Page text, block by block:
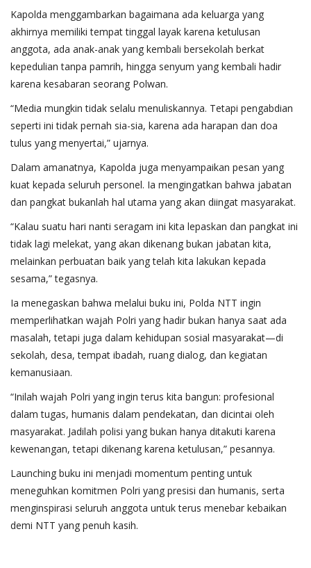
Kapolda menggambarkan bagaimana ada keluarga yang
akhirnya memiliki tempat tinggal layak karena ketulusan
anggota, ada anak-anak yang kembali bersekolah berkat
kepedulian tanpa pamrih, hingga senyum yang kembali hadir
karena kesabaran seorang Polwan.
“Media mungkin tidak selalu menuliskannya. Tetapi pengabdian
seperti ini tidak pernah sia-sia, karena ada harapan dan doa
tulus yang menyertai,” ujarnya.
Dalam amanatnya, Kapolda juga menyampaikan pesan yang
kuat kepada seluruh personel. Ia mengingatkan bahwa jabatan
dan pangkat bukanlah hal utama yang akan diingat masyarakat.
“Kalau suatu hari nanti seragam ini kita lepaskan dan pangkat ini
tidak lagi melekat, yang akan dikenang bukan jabatan kita,
melainkan perbuatan baik yang telah kita lakukan kepada
sesama,” tegasnya.
Ia menegaskan bahwa melalui buku ini, Polda NTT ingin
memperlihatkan wajah Polri yang hadir bukan hanya saat ada
masalah, tetapi juga dalam kehidupan sosial masyarakat—di
sekolah, desa, tempat ibadah, ruang dialog, dan kegiatan
kemanusiaan.
“Inilah wajah Polri yang ingin terus kita bangun: profesional
dalam tugas, humanis dalam pendekatan, dan dicintai oleh
masyarakat. Jadilah polisi yang bukan hanya ditakuti karena
kewenangan, tetapi dikenang karena ketulusan,” pesannya.
Launching buku ini menjadi momentum penting untuk
meneguhkan komitmen Polri yang presisi dan humanis, serta
menginspirasi seluruh anggota untuk terus menebar kebaikan
demi NTT yang penuh kasih.